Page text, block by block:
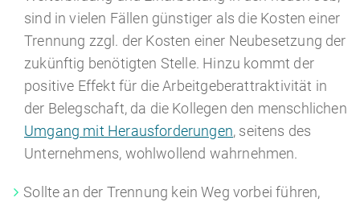
sind in vielen Fällen günstiger als die Kosten einer
Trennung zzgl. der Kosten einer Neubesetzung der
zukünftig benötigten Stelle. Hinzu kommt der
positive Effekt für die Arbeitgeberattraktivität in
der Belegschaft, da die Kollegen den menschlichen
Umgang mit Herausforderungen, seitens des
Unternehmens, wohlwollend wahrnehmen.
Sollte an der Trennung kein Weg vorbei führen,